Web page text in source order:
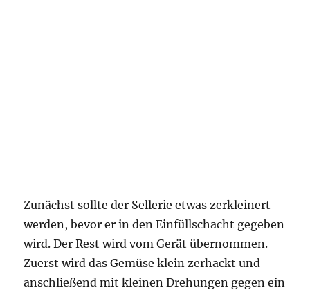
Zunächst sollte der Sellerie etwas zerkleinert
werden, bevor er in den Einfüllschacht gegeben
wird. Der Rest wird vom Gerät übernommen.
Zuerst wird das Gemüse klein zerhackt und
anschließend mit kleinen Drehungen gegen ein